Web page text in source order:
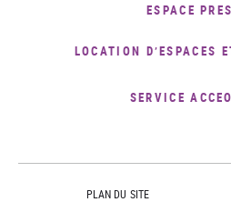
ESPACE
LOCATION D’ESPACES
SERVICE ACCEO
PLAN DU SITE